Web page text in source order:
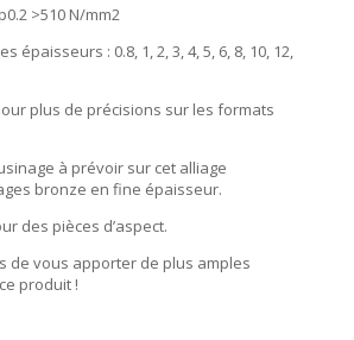
>510 N/mm2
épaisseurs : 0.8, 1, 2, 3, 4, 5, 6, 8, 10, 12,
plus de précisions sur les formats
à prévoir sur cet alliage
bronze en fine épaisseur.
des pièces d’aspect.
de vous apporter de plus amples
produit !